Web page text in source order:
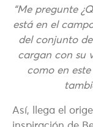
“Me pregunte
está en el
del conjunto
cargan con su
como en este
Así, llega el